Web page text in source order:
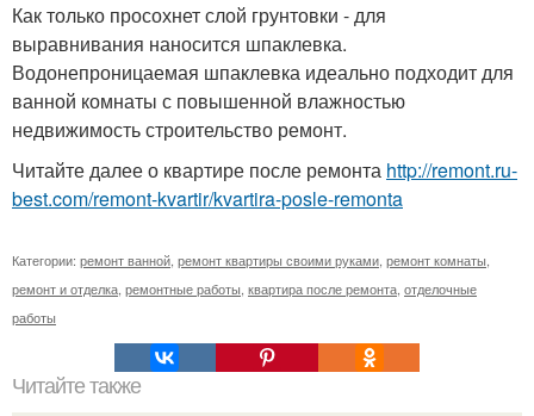
Как только просохнет слой грунтовки - для
выравнивания наносится шпаклевка.
Водонепроницаемая шпаклевка идеально подходит для
ванной комнаты с повышенной влажностью
недвижимость строительство ремонт.
Читайте далее о квартире после ремонта http://remont.ru-
best.com/remont-kvartir/kvartira-posle-remonta
Категории: ремонт ванной ремонт квартиры своими руками ремонт комнаты
ремонт и отделка ремонтные работы квартира после ремонта отделочные
работы
Читайте также